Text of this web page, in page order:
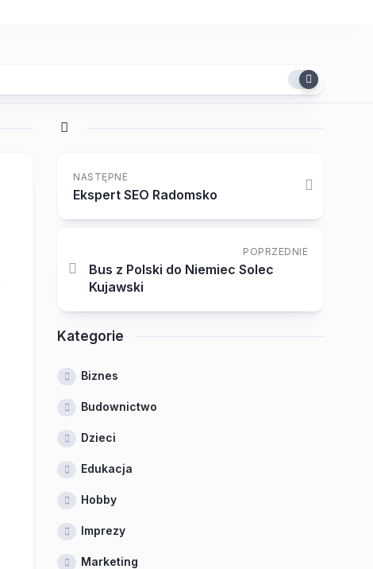
NASTĘPNE
Ekspert SEO Radomsko
POPRZEDNIE
Bus z Polski do Niemiec Solec
Kujawski
Kategorie
Biznes
Budownictwo
Dzieci
Edukacja
Hobby
Imprezy
Marketing